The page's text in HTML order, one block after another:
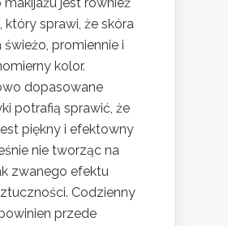
który sprawi, że skóra
promiennie i
kolor.
dopasowane
potrafią sprawić, że
piękny i efektowny
nie tworząc na
zwanego efektu
Codzienny
przede